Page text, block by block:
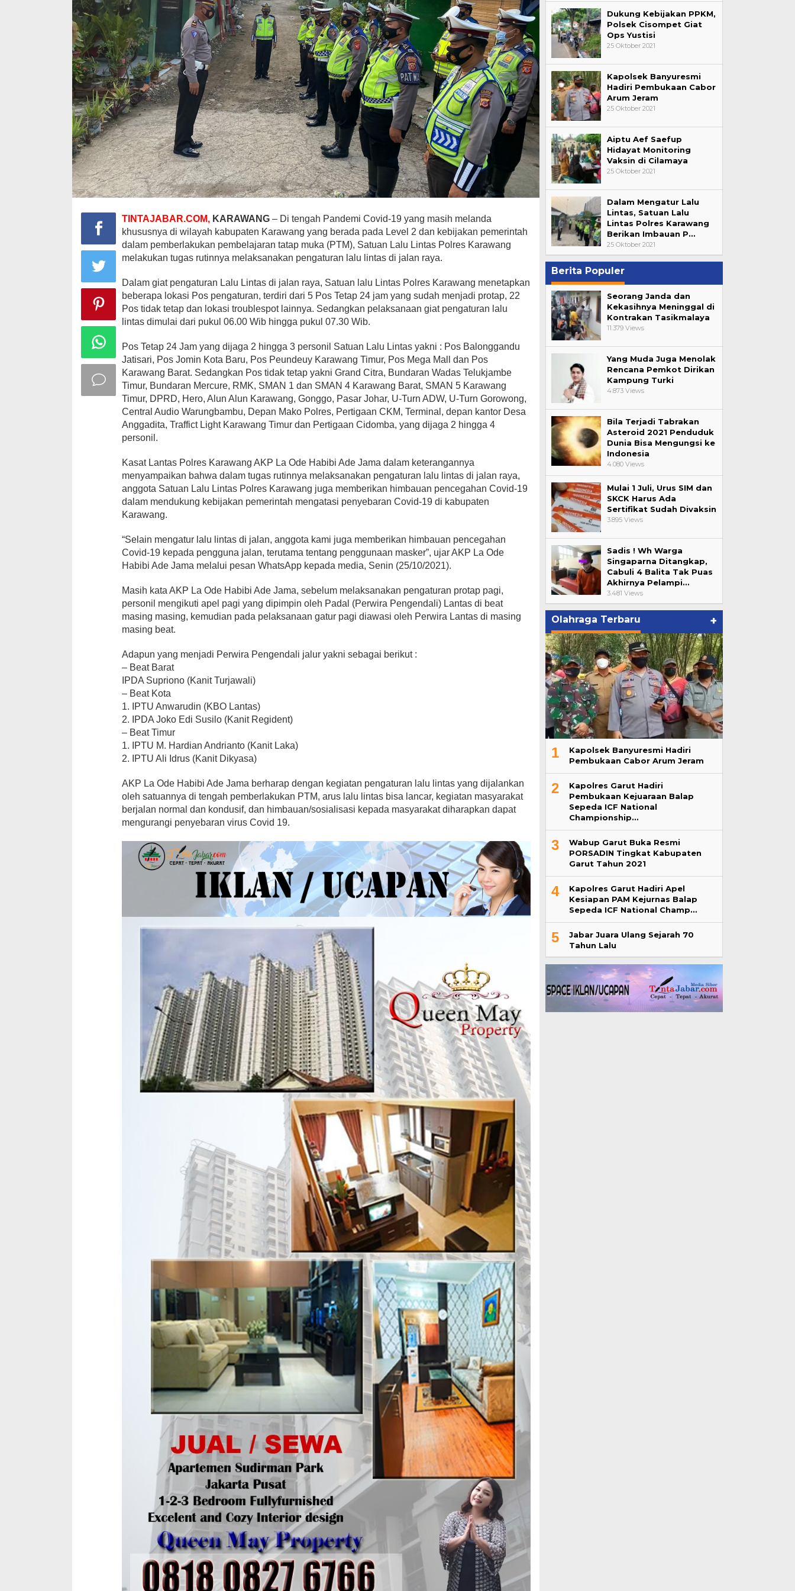
TINTAJABAR.COM, KARAWANG – Di tengah Pandemi Covid-19 yang masih melanda
khususnya di wilayah kabupaten Karawang yang berada pada Level 2 dan kebijakan pemerintah
dalam pemberlakukan pembelajaran tatap muka (PTM), Satuan Lalu Lintas Polres Karawang
melakukan tugas rutinnya melaksanakan pengaturan lalu lintas di jalan raya.
Dalam giat pengaturan Lalu Lintas di jalan raya, Satuan lalu Lintas Polres Karawang menetapkan
beberapa lokasi Pos pengaturan, terdiri dari 5 Pos Tetap 24 jam yang sudah menjadi protap, 22
Pos tidak tetap dan lokasi troublespot lainnya. Sedangkan pelaksanaan giat pengaturan lalu
lintas dimulai dari pukul 06.00 Wib hingga pukul 07.30 Wib.
Pos Tetap 24 Jam yang dijaga 2 hingga 3 personil Satuan Lalu Lintas yakni : Pos Balonggandu
Jatisari, Pos Jomin Kota Baru, Pos Peundeuy Karawang Timur, Pos Mega Mall dan Pos
Karawang Barat. Sedangkan Pos tidak tetap yakni Grand Citra, Bundaran Wadas Telukjambe
Timur, Bundaran Mercure, RMK, SMAN 1 dan SMAN 4 Karawang Barat, SMAN 5 Karawang
Timur, DPRD, Hero, Alun Alun Karawang, Gonggo, Pasar Johar, U-Turn ADW, U-Turn Gorowong,
Central Audio Warungbambu, Depan Mako Polres, Pertigaan CKM, Terminal, depan kantor Desa
Anggadita, Traffict Light Karawang Timur dan Pertigaan Cidomba, yang dijaga 2 hingga 4
personil.
Kasat Lantas Polres Karawang AKP La Ode Habibi Ade Jama dalam keterangannya
menyampaikan bahwa dalam tugas rutinnya melaksanakan pengaturan lalu lintas di jalan raya,
anggota Satuan Lalu Lintas Polres Karawang juga memberikan himbauan pencegahan Covid-19
dalam mendukung kebijakan pemerintah mengatasi penyebaran Covid-19 di kabupaten
Karawang.
“Selain mengatur lalu lintas di jalan, anggota kami juga memberikan himbauan pencegahan
Covid-19 kepada pengguna jalan, terutama tentang penggunaan masker”, ujar AKP La Ode
Habibi Ade Jama melalui pesan WhatsApp kepada media, Senin (25/10/2021).
Masih kata AKP La Ode Habibi Ade Jama, sebelum melaksanakan pengaturan protap pagi,
personil mengikuti apel pagi yang dipimpin oleh Padal (Perwira Pengendali) Lantas di beat
masing masing, kemudian pada pelaksanaan gatur pagi diawasi oleh Perwira Lantas di masing
masing beat.
Adapun yang menjadi Perwira Pengendali jalur yakni sebagai berikut :
– Beat Barat
IPDA Supriono (Kanit Turjawali)
– Beat Kota
1. IPTU Anwarudin (KBO Lantas)
2. IPDA Joko Edi Susilo (Kanit Regident)
– Beat Timur
1. IPTU M. Hardian Andrianto (Kanit Laka)
2. IPTU Ali Idrus (Kanit Dikyasa)
AKP La Ode Habibi Ade Jama berharap dengan kegiatan pengaturan lalu lintas yang dijalankan
oleh satuannya di tengah pemberlakukan PTM, arus lalu lintas bisa lancar, kegiatan masyarakat
berjalan normal dan kondusif, dan himbauan/sosialisasi kepada masyarakat diharapkan dapat
mengurangi penyebaran virus Covid 19.
Dukung Kebijakan PPKM,
Polsek Cisompet Giat
Ops Yustisi
25 Oktober 2021
Kapolsek Banyuresmi
Hadiri Pembukaan Cabor
Arum Jeram
25 Oktober 2021
Aiptu Aef Saefup
Hidayat Monitoring
Vaksin di Cilamaya
25 Oktober 2021
Dalam Mengatur Lalu
Lintas, Satuan Lalu
Lintas Polres Karawang
Berikan Imbauan P…
25 Oktober 2021
Berita Populer
Seorang Janda dan
Kekasihnya Meninggal di
Kontrakan Tasikmalaya
11.379 Views
Yang Muda Juga Menolak
Rencana Pemkot Dirikan
Kampung Turki
4.873 Views
Bila Terjadi Tabrakan
Asteroid 2021 Penduduk
Dunia Bisa Mengungsi ke
Indonesia
4.080 Views
Mulai 1 Juli, Urus SIM dan
SKCK Harus Ada
Sertifikat Sudah Divaksin
3.895 Views
Sadis ! Wh Warga
Singaparna Ditangkap,
Cabuli 4 Balita Tak Puas
Akhirnya Pelampi…
3.481 Views
Olahraga Terbaru +
1
Kapolsek Banyuresmi Hadiri
Pembukaan Cabor Arum Jeram
2
Kapolres Garut Hadiri
Pembukaan Kejuaraan Balap
Sepeda ICF National
Championship…
3
Wabup Garut Buka Resmi
PORSADIN Tingkat Kabupaten
Garut Tahun 2021
4
Kapolres Garut Hadiri Apel
Kesiapan PAM Kejurnas Balap
Sepeda ICF National Champ…
5
Jabar Juara Ulang Sejarah 70
Tahun Lalu